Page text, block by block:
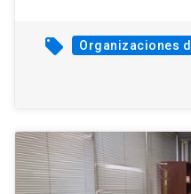
local_offer Organizaciones